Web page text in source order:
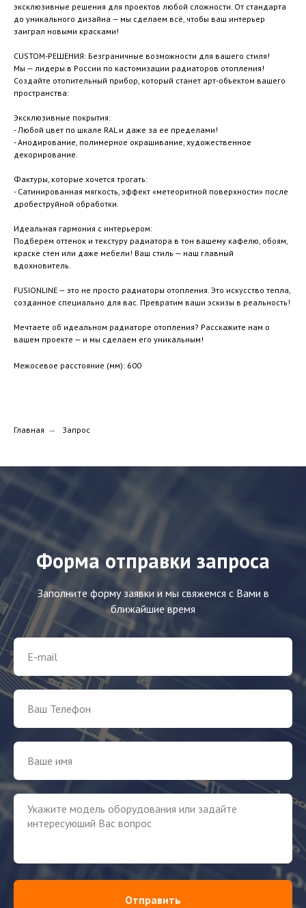
эксклюзивные решения для проектов любой сложности. От стандарта
до уникального дизайна — мы сделаем всё, чтобы ваш интерьер
заиграл новыми красками!
CUSTOM-РЕШЕНИЯ: Безграничные возможности для вашего стиля!
Мы — лидеры в России по кастомизации радиаторов отопления!
Создайте отопительный прибор, который станет арт-объектом вашего
пространства:
Эксклюзивные покрытия:
- Любой цвет по шкале RAL и даже за ее пределами!
- Анодирование, полимерное окрашивание, художественное
декорирование.
Фактуры, которые хочется трогать:
- Сатинированная мягкость, эффект «метеоритной поверхности» после
дробеструйной обработки.
Идеальная гармония с интерьером:
Подберем оттенок и текстуру радиатора в тон вашему кафелю, обоям,
краске стен или даже мебели! Ваш стиль — наш главный
вдохновитель.
FUSIONLINE — это не просто радиаторы отопления. Это искусство тепла,
созданное специально для вас. Превратим ваши эскизы в реальность!
Мечтаете об идеальном радиаторе отопления? Расскажите нам о
вашем проекте — и мы сделаем его уникальным!
Межосевое расстояние (мм): 600
Главная → Запрос
Форма отправки запроса
Заполните форму заявки и мы свяжемся с Вами в
ближайшие время
Отправить